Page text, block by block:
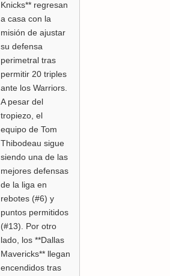
Knicks** regresan
a casa con la
misión de ajustar
su defensa
perimetral tras
permitir 20 triples
ante los Warriors.
A pesar del
tropiezo, el
equipo de Tom
Thibodeau sigue
siendo una de las
mejores defensas
de la liga en
rebotes (#6) y
puntos permitidos
(#13). Por otro
lado, los **Dallas
Mavericks** llegan
encendidos tras